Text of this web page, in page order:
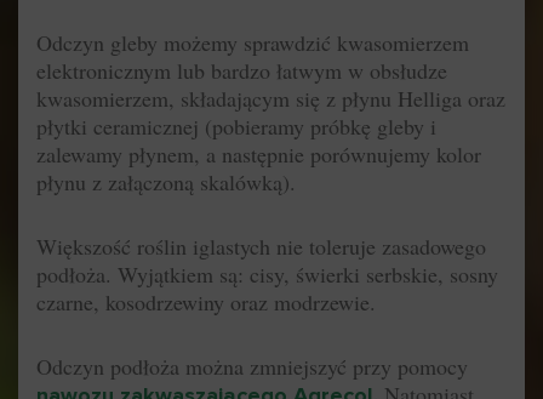
Odczyn gleby możemy sprawdzić kwasomierzem
elektronicznym lub bardzo łatwym w obsłudze
kwasomierzem, składającym się z płynu Helliga oraz
płytki ceramicznej (pobieramy próbkę gleby i
zalewamy płynem, a następnie porównujemy kolor
płynu z załączoną skalówką).
Większość roślin iglastych nie toleruje zasadowego
podłoża. Wyjątkiem są: cisy, świerki serbskie, sosny
czarne, kosodrzewiny oraz modrzewie.
Odczyn podłoża można zmniejszyć przy pomocy